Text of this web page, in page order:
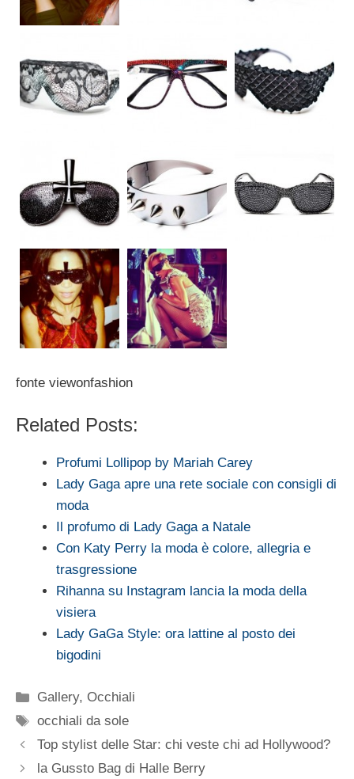
fonte viewonfashion
Related Posts:
Profumi Lollipop by Mariah Carey
Lady Gaga apre una rete sociale con consigli di
moda
Il profumo di Lady Gaga a Natale
Con Katy Perry la moda è colore, allegria e
trasgressione
Rihanna su Instagram lancia la moda della
visiera
Lady GaGa Style: ora lattine al posto dei
bigodini
Categorie
Gallery,Occhiali
Tag
occhiali da sole
Top stylist delle Star: chi veste chi ad Hollywood?
la Gussto Bag di Halle Berry